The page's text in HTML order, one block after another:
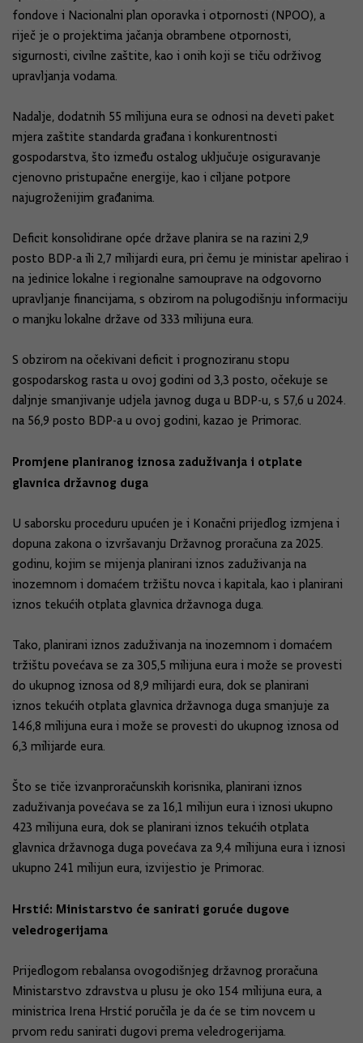
fondove i Nacionalni plan oporavka i otpornosti (NPOO), a
riječ je o projektima jačanja obrambene otpornosti,
sigurnosti, civilne zaštite, kao i onih koji se tiču održivog
upravljanja vodama.
Nadalje, dodatnih 55 milijuna eura se odnosi na deveti paket
mjera zaštite standarda građana i konkurentnosti
gospodarstva, što između ostalog uključuje osiguravanje
cjenovno pristupačne energije, kao i ciljane potpore
najugroženijim građanima.
Deficit konsolidirane opće države planira se na razini 2,9
posto BDP-a ili 2,7 milijardi eura, pri čemu je ministar apelirao i
na jedinice lokalne i regionalne samouprave na odgovorno
upravljanje financijama, s obzirom na polugodišnju informaciju
o manjku lokalne države od 333 milijuna eura.
S obzirom na očekivani deficit i prognoziranu stopu
gospodarskog rasta u ovoj godini od 3,3 posto, očekuje se
daljnje smanjivanje udjela javnog duga u BDP-u, s 57,6 u 2024.
na 56,9 posto BDP-a u ovoj godini, kazao je Primorac.
Promjene planiranog iznosa zaduživanja i otplate
glavnica državnog duga
U saborsku proceduru upućen je i Konačni prijedlog izmjena i
dopuna zakona o izvršavanju Državnog proračuna za 2025.
godinu, kojim se mijenja planirani iznos zaduživanja na
inozemnom i domaćem tržištu novca i kapitala, kao i planirani
iznos tekućih otplata glavnica državnoga duga.
Tako, planirani iznos zaduživanja na inozemnom i domaćem
tržištu povećava se za 305,5 milijuna eura i može se provesti
do ukupnog iznosa od 8,9 milijardi eura, dok se planirani
iznos tekućih otplata glavnica državnoga duga smanjuje za
146,8 milijuna eura i može se provesti do ukupnog iznosa od
6,3 milijarde eura.
Što se tiče izvanproračunskih korisnika, planirani iznos
zaduživanja povećava se za 16,1 milijun eura i iznosi ukupno
423 milijuna eura, dok se planirani iznos tekućih otplata
glavnica državnoga duga povećava za 9,4 milijuna eura i iznosi
ukupno 241 milijun eura, izvijestio je Primorac.
Hrstić: Ministarstvo će sanirati goruće dugove
veledrogerijama
Prijedlogom rebalansa ovogodišnjeg državnog proračuna
Ministarstvo zdravstva u plusu je oko 154 milijuna eura, a
ministrica Irena Hrstić poručila je da će se tim novcem u
prvom redu sanirati dugovi prema veledrogerijama.